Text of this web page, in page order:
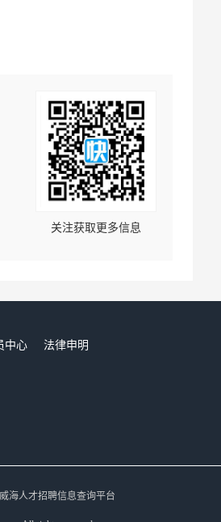
关注获取更多信息
中心
法律申明
海人才招聘信息查询平台